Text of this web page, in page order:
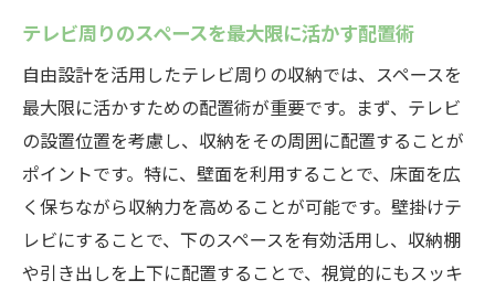
子供の成長に合わせた収納デザイン
ペットと共に暮らすための収納工夫
使い勝手とデザインの両立
家族のコミュニケーションを促す収納レイ
アウト
中津川市で自由設計を取り入れたテレビ廻りの
収納事例紹介
成功事例から学ぶ収納のポイント
テレビ周りのスペースを最大限に活かす配置術
自由設計を活用したテレビ周りの収納では、スペースを
最大限に活かすための配置術が重要です。まず、テレビ
の設置位置を考慮し、収納をその周囲に配置することが
ポイントです。特に、壁面を利用することで、床面を広
く保ちながら収納力を高めることが可能です。壁掛けテ
レビにすることで、下のスペースを有効活用し、収納棚
や引き出しを上下に配置することで、視覚的にもスッキ